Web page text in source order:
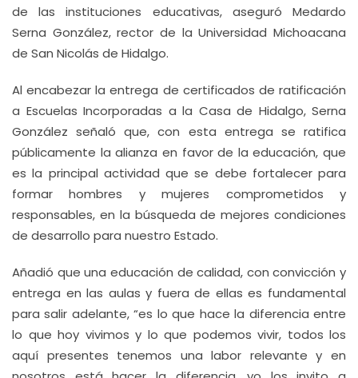
de las instituciones educativas, aseguró Medardo
Serna González, rector de la Universidad Michoacana
de San Nicolás de Hidalgo.
Al encabezar la entrega de certificados de ratificación
a Escuelas Incorporadas a la Casa de Hidalgo, Serna
González señaló que, con esta entrega se ratifica
públicamente la alianza en favor de la educación, que
es la principal actividad que se debe fortalecer para
formar hombres y mujeres comprometidos y
responsables, en la búsqueda de mejores condiciones
de desarrollo para nuestro Estado.
Añadió que una educación de calidad, con convicción y
entrega en las aulas y fuera de ellas es fundamental
para salir adelante, “es lo que hace la diferencia entre
lo que hoy vivimos y lo que podemos vivir, todos los
aquí presentes tenemos una labor relevante y en